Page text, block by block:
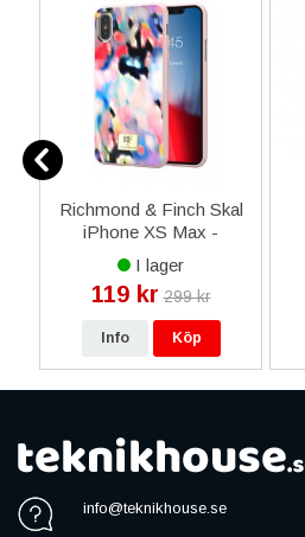
Richmond & Finch Skal
iPhone XS Max -
Diamond Dust
I lager
119 kr 299 kr
Info Köp
info@teknikhouse.se